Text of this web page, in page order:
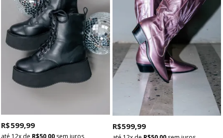
R$ 599,99 R$ 599,99